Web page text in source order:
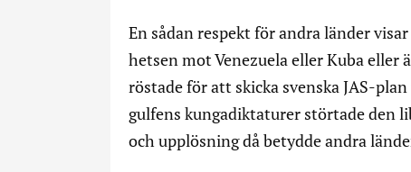
En sådan respekt för andra länder
hetsen mot Venezuela eller Kuba
röstade för att skicka svenska JAS-
gulfens kungadiktaturer störtade den
och upplösning då betydde andra